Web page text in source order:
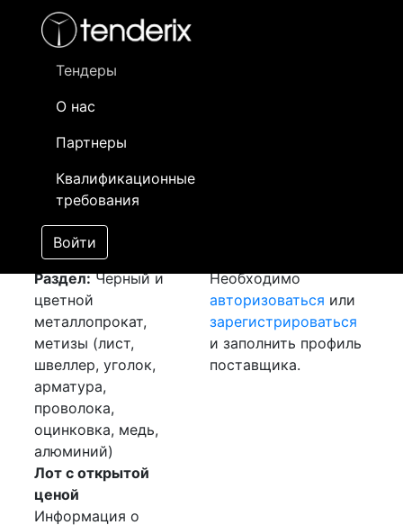
Тендеры
О нас
Партнеры
Квалификационные
требования
Войти
- активный лот
- сохраненный лот (не опубликован)
Закуп: Швеллер и
уголок[Завершен]
Лот №:
АУКЦИОН (покупка
товара)
Раздел:Черный и
цветной
металлопрокат,
метизы (лист,
швеллер, уголок,
арматура,
проволока,
оцинковка, медь,
алюминий)
Лот с открытой
ценой
Информация о
Необходимо
авторизоваться или
зарегистрироваться
и заполнить профиль
поставщика.